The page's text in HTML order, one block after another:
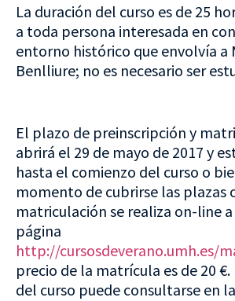
La duración del curso es de 25
a toda persona interesada en
entorno histórico que envolvía a
Benlliure; no es necesario ser
El plazo de preinscripción y
abrirá el 29 de mayo de 2017 y
hasta el comienzo del curso o
momento de cubrirse las plazas
matriculación se realiza on-line
página
http://cursosdeverano.umh.es/
precio de la matrícula es de 20
del curso puede consultarse en